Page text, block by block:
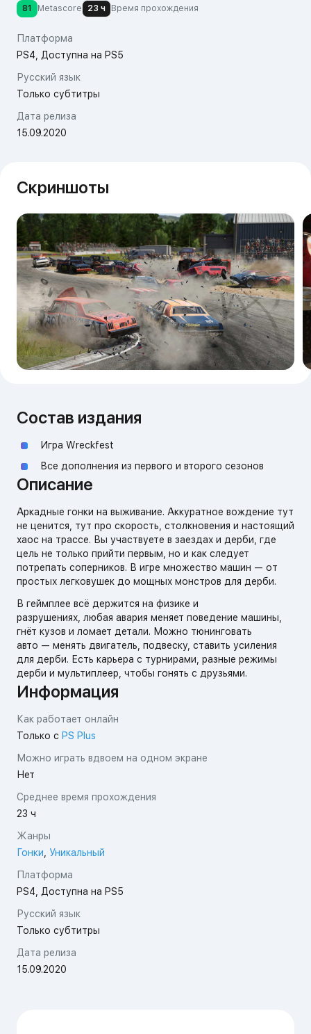
81 Metascore 23 ч Время прохождения
Платформа
PS4, Доступна на PS5
Русский язык
Только субтитры
Дата релиза
15.09.2020
Скриншоты
Состав издания
Игра Wreckfest
Все дополнения из первого и второго сезонов
Описание
Аркадные гонки на выживание. Аккуратное вождение тут
не ценится,
тут про скорость, столкновения и настоящий
хаос на трассе. Вы участвуете в заездах и дерби, где
цель не только прийти первым, но и как следует
потрепать соперников. В игре множество машин — от
простых легковушек до мощных монстров для дерби.
В геймплее всё держится на физике и
разрушениях, любая авария меняет поведение машины,
гнёт кузов и ломает детали. Можно тюнинговать
авто — менять двигатель, подвеску, ставить усиления
для дерби. Есть карьера с турнирами, разные режимы
дерби и мультиплеер, чтобы гонять с друзьями.
Информация
Как работает онлайн
Только с PS Plus
Платформа
PS4, Доступна на PS5
Можно играть вдвоем на одном экране
Нет
Русский язык
Только субтитры
Среднее время прохождения
23 ч
Дата релиза
15.09.2020
Жанры
Гонки
Уникальный